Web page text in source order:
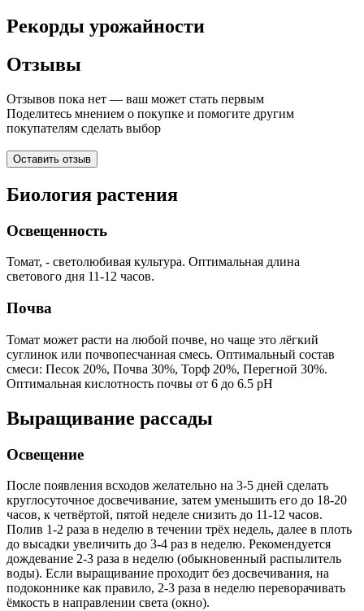
Рекорды урожайности
Отзывы
Отзывов пока нет — ваш может стать первым
Поделитесь мнением о покупке и помогите другим
покупателям сделать выбор
Оставить отзыв
Биология растения
Освещенность
Томат, - светолюбивая культура. Оптимальная длина
светового дня 11-12 часов.
Почва
Томат может расти на любой почве, но чаще это лёгкий
суглинок или почвопесчанная смесь. Оптимальный состав
смеси: Песок 20%, Почва 30%, Торф 20%, Перегной 30%.
Оптимальная кислотность почвы от 6 до 6.5 pH
Выращивание рассады
Освещение
После появления всходов желательно на 3-5 дней сделать
круглосуточное досвечивание, затем уменьшить его до 18-20
часов, к четвёртой, пятой неделе снизить до 11-12 часов.
Полив 1-2 раза в неделю в течении трёх недель, далее в плоть
до высадки увеличить до 3-4 раз в неделю. Рекомендуется
дождевание 2-3 раза в неделю (обыкновенный распылитель
воды). Если выращивание проходит без досвечивания, на
подоконнике как правило, 2-3 раза в неделю переворачивать
ёмкость в направлении света (окно).